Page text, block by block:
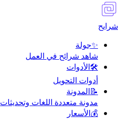
شرايح
✨جولة
شاهد شرائح في العمل
🛠️الأدوات
أدوات التحويل
📝المدونة
مدونة متعددة اللغات وتحديثات
💰الأسعار